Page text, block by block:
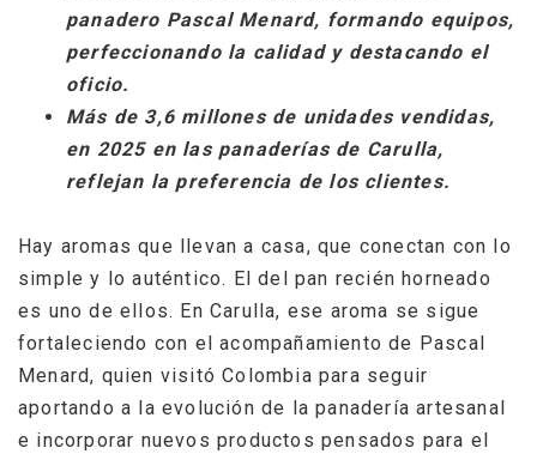
panadero Pascal Menard, formando equipos,
perfeccionando la calidad y destacando el
oficio.
Más de 3,6 millones de unidades vendidas,
en 2025 en las panaderías de Carulla,
reflejan la preferencia de los clientes.
Hay aromas que llevan a casa, que conectan con lo
simple y lo auténtico. El del pan recién horneado
es uno de ellos. En Carulla, ese aroma se sigue
fortaleciendo con el acompañamiento de Pascal
Menard, quien visitó Colombia para seguir
aportando a la evolución de la panadería artesanal
e incorporar nuevos productos pensados para el